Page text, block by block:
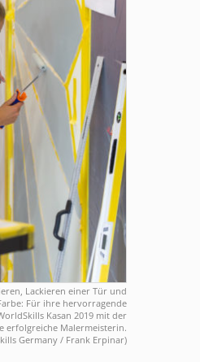
Lackieren einer Tür und
Für ihre hervorragende
Kasan 2019 mit der
erfolgreiche Malermeisterin.
Germany / Frank Erpinar)